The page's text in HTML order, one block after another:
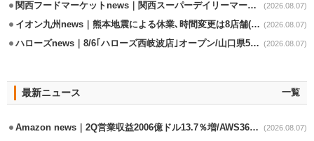
関西フードマーケットnews｜関西スーパーデイリーマート蒲生店8/7改装 (2026.08.07)
イオン九州news｜熊本地震による休業､時間変更は8店舗(8/7時点) (2026.08.07)
ハローズnews｜8/6｢ハローズ西岐波店｣オープン/山口県5店舗目 (2026.08.07)
最新ニュース 一覧
Amazon news｜2Q営業収益2006億ドル13.7％増/AWS36.8％％増が貢献 (2026.08.07)